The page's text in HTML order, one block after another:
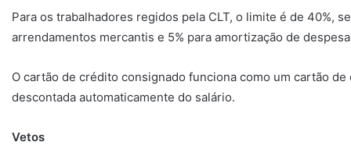
Para os trabalhadores regidos pela CLT, o limite é de 40%,
arrendamentos mercantis e 5% para amortização de
O cartão de crédito consignado funciona como um cartão
descontada automaticamente do salário.
Vetos